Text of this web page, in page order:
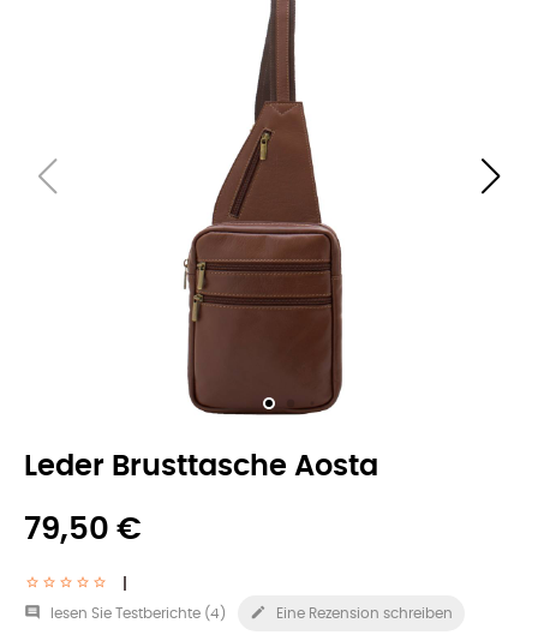
Leder Brusttasche Aosta
79,50 €
 lesen Sie Testberichte (4)  Eine Rezension schreiben